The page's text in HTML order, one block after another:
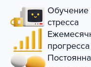
Обучение
стресса
прогресса